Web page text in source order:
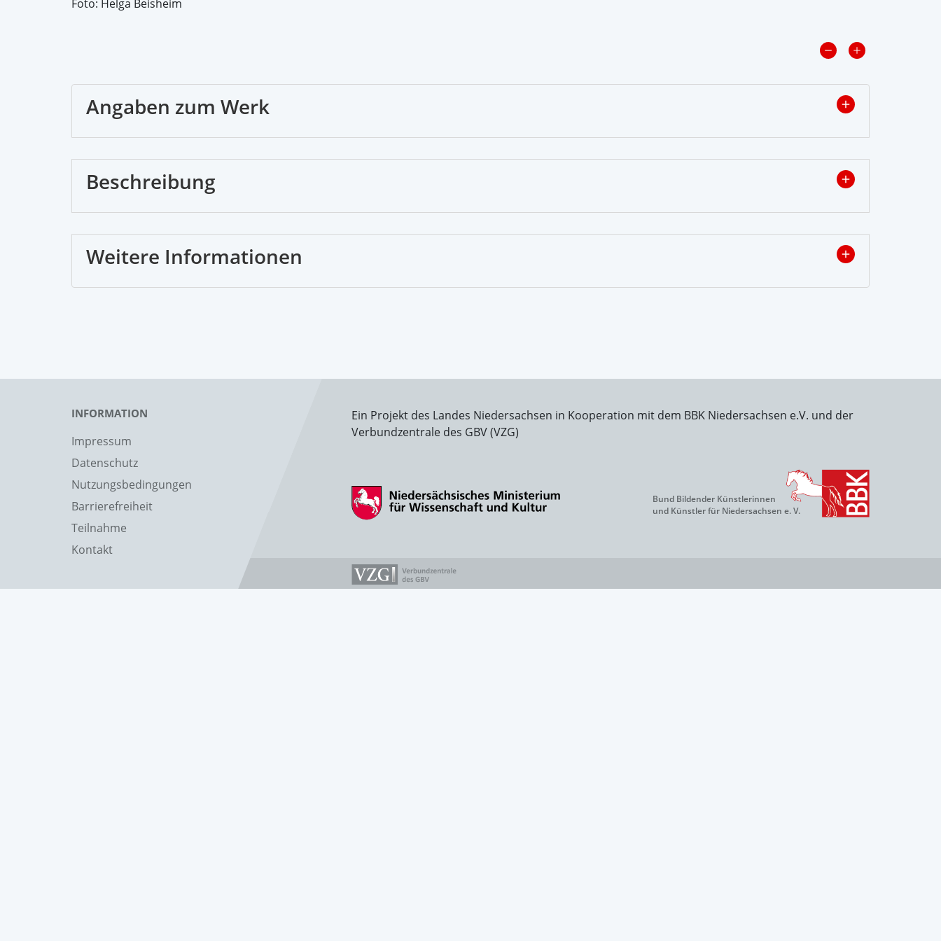
Foto: Helga Beisheim
Angaben zum Werk
Beschreibung
Weitere Informationen
INFORMATION
Impressum
Datenschutz
Nutzungsbedingungen
Barrierefreiheit
Teilnahme
Kontakt
Ein Projekt des Landes Niedersachsen in Kooperation mit dem BBK Niedersachsen e.V. und der
Verbundzentrale des GBV (VZG)
Bund Bildender Künstlerinnen
und Künstler für Niedersachsen e. V.